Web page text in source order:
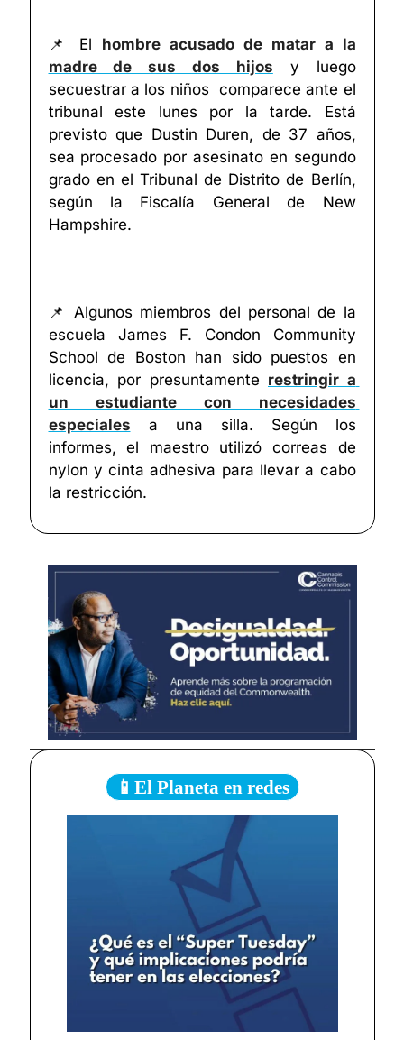
📌 El hombre acusado de matar a la
madre de sus dos hijos y luego
secuestrar a los niños  comparece ante el
tribunal este lunes por la tarde. Está
previsto que Dustin Duren, de 37 años,
sea procesado por asesinato en segundo
grado en el Tribunal de Distrito de Berlín,
según la Fiscalía General de New
Hampshire.
📌
Algunos miembros del personal de la
escuela James F. Condon Community
School de Boston han sido puestos en
licencia, por presuntamente restringir a
un estudiante con necesidades
especiales a una silla. Según los
informes, el maestro utilizó correas de
nylon y cinta adhesiva para llevar a cabo
la restricción.
📱El Planeta en redes